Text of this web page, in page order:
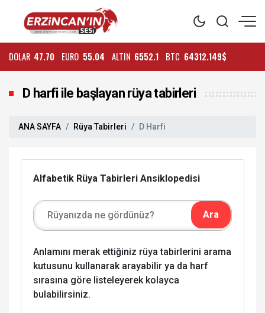
DOLAR 47.70 EURO 55.04 ALTIN 6552.1 BTC 64312.149$
D harfi ile başlayan rüya tabirleri
ANA SAYFA Rüya Tabirleri D Harfi
Alfabetik Rüya Tabirleri Ansiklopedisi
Anlamını merak ettiğiniz rüya tabirlerini arama
kutusunu kullanarak arayabilir ya da harf
sırasına göre listeleyerek kolayca
bulabilirsiniz.